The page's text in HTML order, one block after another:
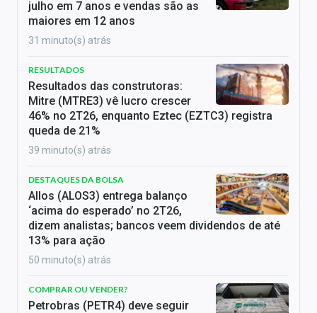
julho em 7 anos e vendas são as
maiores em 12 anos
31 minuto(s) atrás
RESULTADOS
Resultados das construtoras:
Mitre (MTRE3) vê lucro crescer
46% no 2T26, enquanto Eztec (EZTC3) registra
queda de 21%
39 minuto(s) atrás
DESTAQUES DA BOLSA
Allos (ALOS3) entrega balanço
‘acima do esperado’ no 2T26,
dizem analistas; bancos veem dividendos de até
13% para ação
50 minuto(s) atrás
COMPRAR OU VENDER?
Petrobras (PETR4) deve seguir